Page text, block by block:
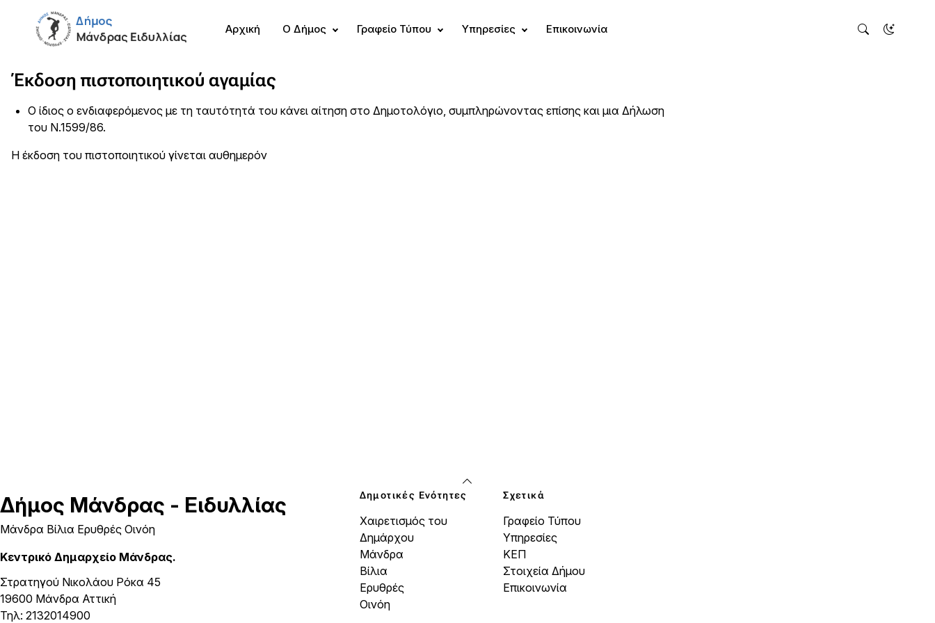
Αρχική Ο Δήμος Γραφείο Τύπου Υπηρεσίες Επικοινωνία
Έκδοση πιστοποιητικού αγαμίας
Ο ίδιος ο ενδιαφερόμενος με τη ταυτότητά του κάνει αίτηση στο Δημοτολόγιο, συμπληρώνοντας επίσης και μια Δήλωση
του Ν.1599/86.
Η έκδοση του πιστοποιητικού γίνεται αυθημερόν
Δήμος Μάνδρας - Ειδυλλίας
Μάνδρα Βίλια Ερυθρές Οινόη
Κεντρικό Δημαρχείο Μάνδρας.
Στρατηγού Νικολάου Ρόκα 45
19600 Μάνδρα Αττική
Τηλ: 2132014900
Δημοτικές Ενότητες
Χαιρετισμός του
Δημάρχου
Μάνδρα
Βίλια
Ερυθρές
Οινόη
Σχετικά
Γραφείο Τύπου
Υπηρεσίες
ΚΕΠ
Στοιχεία Δήμου
Επικοινωνία